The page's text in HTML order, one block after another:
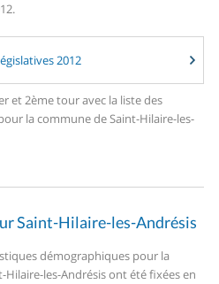
2012
et 2ème tour avec la liste des
la commune de Saint-Hilaire-les-
Saint-Hilaire-les-Andrésis
démographiques pour la
Hilaire-les-Andrésis ont été fixées en